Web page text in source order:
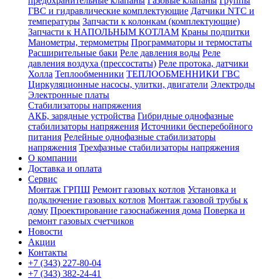
ГВС и гидравлические комплектующие Датчики NTC и
температуры Запчасти к колонкам (комплектующие)
Запчасти к НАПОЛЬНЫМ КОТЛАМ Краны подпитки
Манометры, термометры Программаторы и термостаты
Расширительные баки Реле давления воды Реле
давления воздуха (прессостаты) Реле протока, датчики
Холла Теплообменники ТЕПЛООБМЕННИКИ ГВС
Циркуляционные насосы, улитки, двигатели Электроды
Электронные платы
Стабилизаторы напряжения
АКБ, зарядные устройства Гибридные однофазные
стабилизаторы напряжения Источники бесперебойного
питания Релейные однофазные стабилизаторы
напряжения Трехфазные стабилизаторы напряжения
О компании
Доставка и оплата
Сервис
Монтаж ГРПШ Ремонт газовых котлов Установка и
подключение газовых котлов Монтаж газовой трубы к
дому Проектирование газоснабжения дома Поверка и
ремонт газовых счетчиков
Новости
Акции
Контакты
+7 (343) 227-80-04
+7 (343) 382-24-41